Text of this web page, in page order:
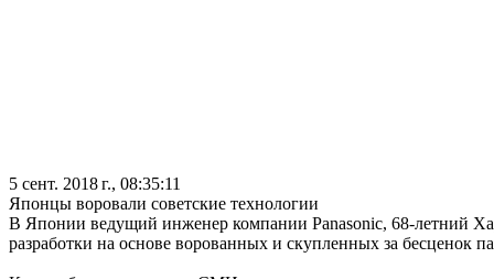
5 сент. 2018 г., 08:35:11
Японцы воровали советские технологии
В Японии ведущий инженер компании Panasonic, 68-летний
разработки на основе ворованных и скупленных за бесценок